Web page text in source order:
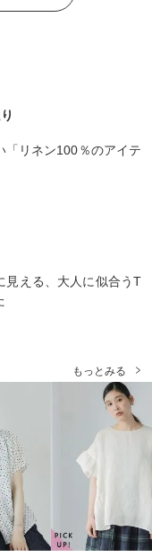
ピース
税込）～
D*g*y
シャーリングチャイ
ナボタンワンピース
¥8,690
（税込）～
ーバー
税込）～
LUPILIEN by natula
n
別注｜涼やかリネン
の風通るブラウス
¥7,590
（税込）～
ット
税込）～
so
コットンリネンパナ
マクロス イージー
テーパードパンツ
¥7,590
（税込）～
ンシューズ
税込）～
Recipe
クロスアウトステッ
チサンダル
¥7,920
（税込）～
「リネン100％のアイテ
見える、大人に似合うT
もっとみる